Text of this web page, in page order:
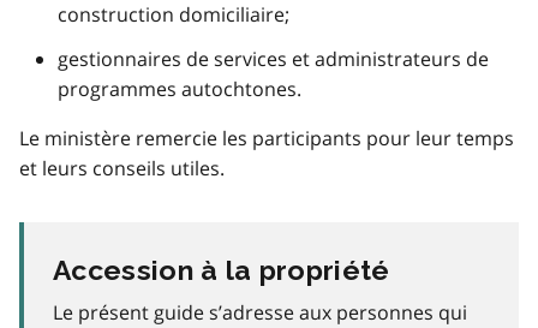
construction domiciliaire;
gestionnaires de services et administrateurs de
programmes autochtones.
Le ministère remercie les participants pour leur temps
et leurs conseils utiles.
Accession à la propriété
Le présent guide s’adresse aux personnes qui